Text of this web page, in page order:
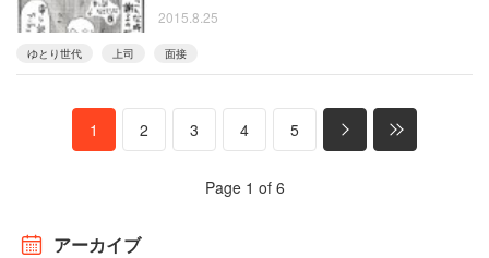
2015.8.25
ゆとり世代 上司 面接
1 2 3 4 5
Page 1 of 6
アーカイブ